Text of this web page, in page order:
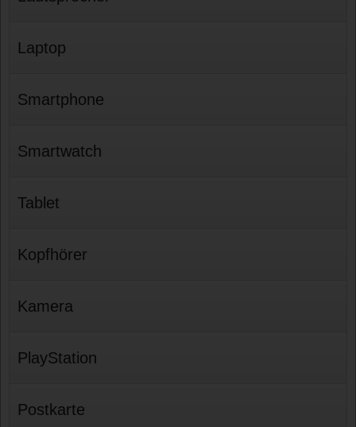
Laptop
Smartphone
Smartwatch
Tablet
Kopfhörer
Kamera
PlayStation
Postkarte